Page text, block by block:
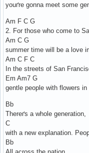
youґre gonna meet some
Am F C G
2. For those who come to
Am C G
summer time will be a love
Am C F C
In the streets of San
Em Am7 G
gentle people with flowers in
Bb
Thereґs a whole generation,
C
with a new explanation.
Bb